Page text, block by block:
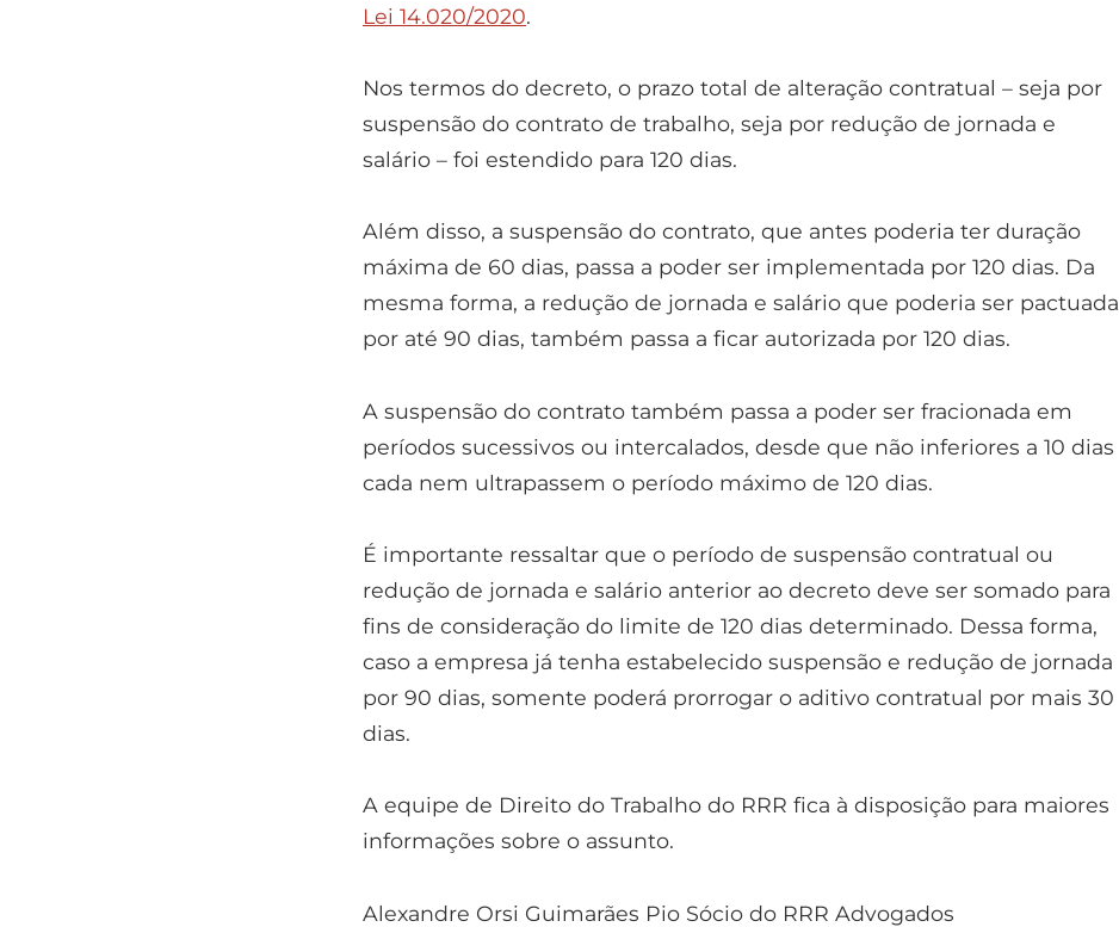
Lei 14.020/2020.
Nos termos do decreto, o prazo total de alteração contratual – seja por
suspensão do contrato de trabalho, seja por redução de jornada e
salário – foi estendido para 120 dias.
Além disso, a suspensão do contrato, que antes poderia ter duração
máxima de 60 dias, passa a poder ser implementada por 120 dias. Da
mesma forma, a redução de jornada e salário que poderia ser pactuada
por até 90 dias, também passa a ficar autorizada por 120 dias.
A suspensão do contrato também passa a poder ser fracionada em
períodos sucessivos ou intercalados, desde que não inferiores a 10 dias
cada nem ultrapassem o período máximo de 120 dias.
É importante ressaltar que o período de suspensão contratual ou
redução de jornada e salário anterior ao decreto deve ser somado para
fins de consideração do limite de 120 dias determinado. Dessa forma,
caso a empresa já tenha estabelecido suspensão e redução de jornada
por 90 dias, somente poderá prorrogar o aditivo contratual por mais 30
dias.
A equipe de Direito do Trabalho do RRR fica à disposição para maiores
informações sobre o assunto.
Alexandre Orsi Guimarães Pio Sócio do RRR Advogados